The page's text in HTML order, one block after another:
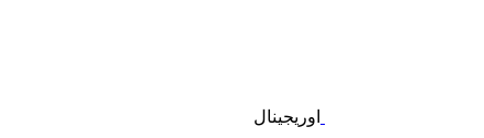
اوریجینال